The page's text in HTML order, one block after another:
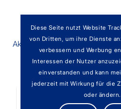
Aktuelles Team Karriere
Diese Seite nutzt Website
von Dritten, um ihre Dienste
verbessern und Werbung
Interessen der Nutzer
einverstanden und kann
jederzeit mit Wirkung für die
oder ändern.